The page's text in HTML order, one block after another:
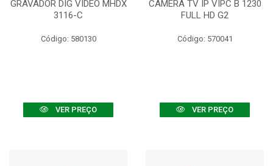
GRAVADOR DIG VIDEO MHDX
3116-C
Código: 580130
VER PREÇO
CAMERA TV IP VIPC B 1230
FULL HD G2
Código: 570041
VER PREÇO